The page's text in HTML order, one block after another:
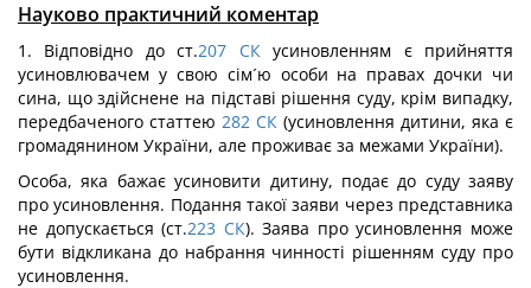
Науково практичний коментар
1. Відповідно до ст.207 СКусиновленням є прийняття
усиновлювачем у свою сім´ю особи на правах дочки чи
сина, що здійснене на підставі рішення суду, крім випадку,
передбаченого статтею 282 СК (усиновлення дитини, яка є
громадянином України, але проживає за межами України).
Особа, яка бажає усиновити дитину, подає до суду заяву
про усиновлення. Подання такої заяви через представника
не допускається (ст.223 СК). Заява про усиновлення може
бути відкликана до набрання чинності рішенням суду про
усиновлення.